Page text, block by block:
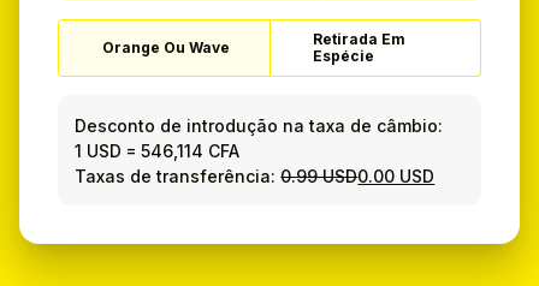
Orange Ou Wave
Retirada Em
Espécie
Desconto de introdução na taxa de câmbio:
1 USD =546,114 CFA
Taxas de transferência:0.99 USD0.00 USD